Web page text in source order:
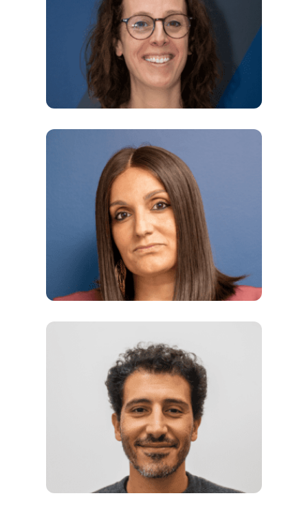
physiologie et physiopathologie
agrégée, diplômée de l’Université Paris VI